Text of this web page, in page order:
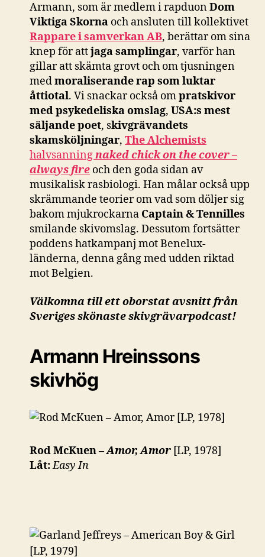
Armann, som är medlem i rapduonDom
Viktiga Skorna och ansluten till kollektivet
Rappare i samverkan AB, berättar om sina
knep för attjaga samplingar, varför han
gillar att skämta grovt och om tjusningen
medmoraliserande rap som luktar
åttiotal. Vi snackar också ompratskivor
med psykedeliska omslag, USA:s mest
säljande poet, skivgrävandets
skamsköljningar, The Alchemists
halvsanningnaked chick on the cover –
always fire och den goda sidan av
musikalisk rasbiologi. Han målar också upp
skrämmande teorier om vad som döljer sig
bakom mjukrockarna Captain & Tennilles
smilande skivomslag. Dessutom fortsätter
poddens hatkampanj mot Benelux-
länderna, denna gång med udden riktad
mot Belgien.
Välkomna till ett oborstat avsnitt från
Sveriges skönaste skivgrävarpodcast!
Armann Hreinssons
skivhög
Rod McKuen –Amor, Amor [LP, 1978]
Låt:Easy In